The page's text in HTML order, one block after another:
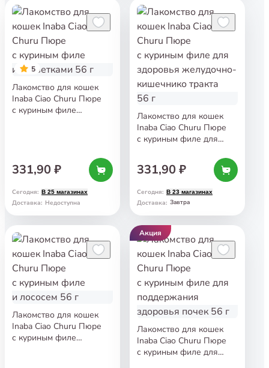
5
Лакомство для кошек
Inaba Ciao Churu Пюре
с куриным филе
331,90 ₽
Сегодня: В 25 магазинах
Доставка: Недоступна
Лакомство для кошек
Inaba Ciao Churu Пюре
с куриным филе для
кишечнико тракта 56 г
331,90 ₽
Сегодня: В 23 магазинах
Доставка: Завтра
Лакомство для кошек
Inaba Ciao Churu Пюре
с куриным филе
Акция
Лакомство для кошек
Inaba Ciao Churu Пюре
с куриным филе для